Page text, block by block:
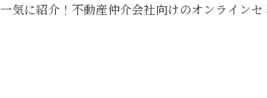
気に紹介！不動産仲介会社向けのオンライン